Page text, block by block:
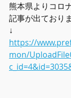
熊本県よりコロ
記事が出ておりま
↓
https://
mon/